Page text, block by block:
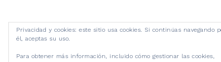
Privacidad y cookies: este sitio usa cookies. Si continúas navegando
él, aceptas su uso.
Para obtener más información, incluido cómo gestionar las cookies,